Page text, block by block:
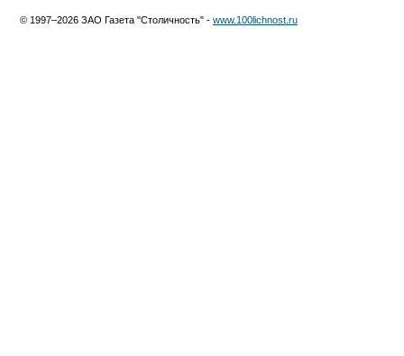
© 1997–2026 ЗАО Газета "Столичность" - www.100lichnost.ru